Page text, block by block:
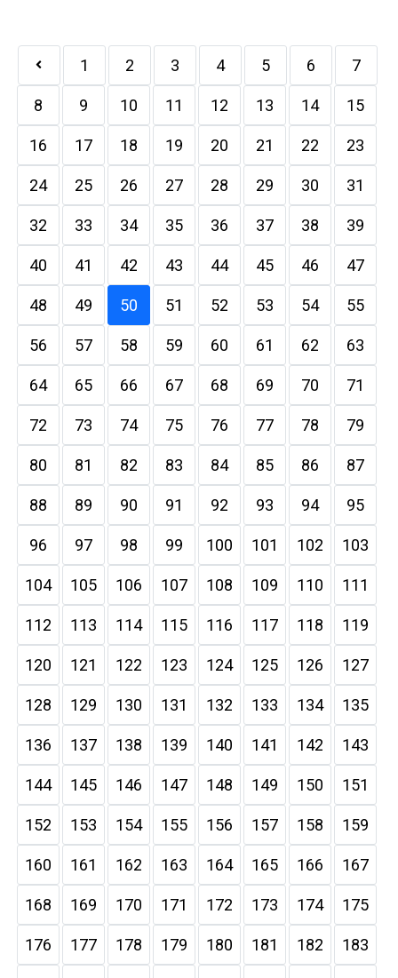
1 2 3 4 5 6 7
8 9 10 11 12 13 14 15
16 17 18 19 20 21 22 23
24 25 26 27 28 29 30 31
32 33 34 35 36 37 38 39
40 41 42 43 44 45 46 47
48 49 50 51 52 53 54 55
56 57 58 59 60 61 62 63
64 65 66 67 68 69 70 71
72 73 74 75 76 77 78 79
80 81 82 83 84 85 86 87
88 89 90 91 92 93 94 95
96 97 98 99 100 101 102 103
104 105 106 107 108 109 110 111
112 113 114 115 116 117 118 119
120 121 122 123 124 125 126 127
128 129 130 131 132 133 134 135
136 137 138 139 140 141 142 143
144 145 146 147 148 149 150 151
152 153 154 155 156 157 158 159
160 161 162 163 164 165 166 167
168 169 170 171 172 173 174 175
176 177 178 179 180 181 182 183